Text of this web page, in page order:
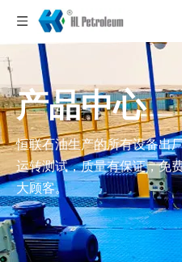
产品中心
恒联石油生产的所有设备出
运转测试，质量有保证，免
大顾客。